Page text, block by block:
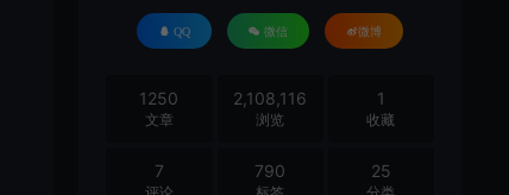
QQ 微信 微博
1250
文章
2,108,116
浏览
1
收藏
7 790 25